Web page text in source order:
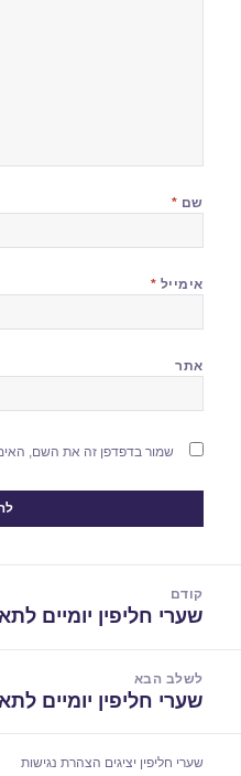
שם *
אימייל *
אתר
שמור בדפדפן זה את השם,
קודם
הפוסט
שערי חליפין יומיים לתאריך 13/
לשלב הבא
הפוסט
שערי חליפין יומיים לתאריך 14/
שערי חליפין יציגים הצהרת נגישות